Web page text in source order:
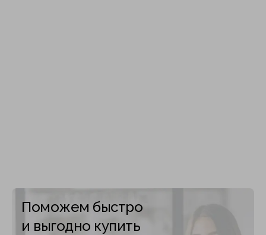
Поможем быстро
и выгодно купить